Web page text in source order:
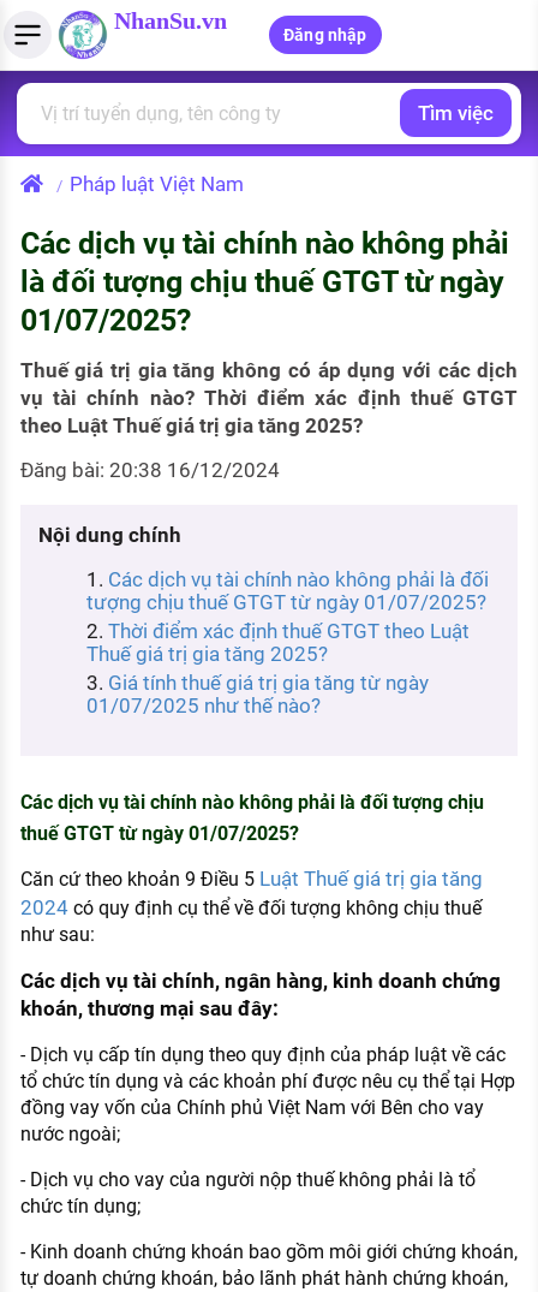
NhanSu.vn
Đăng nhập
Tìm việc làm
Việc làm ngành luật
Việc làm lương cao
Việc làm tốt nhất
CÔNG TY
Danh sách nhà tuyển dụng
Nhà tuyển dụng hàng đầu
Quản lý CV
Tải CV lên
Tạo CV trực tuyến
MẪU CV THEO STYLE
Mẫu CV đơn giản
Mẫu CV hiện đại
Tính lương Gross - Net
Tính thuế thu nhập cá nhân
Tính trợ cấp thất nghiệp
PHÁP LUẬT VIỆT NAM
Văn bản pháp luật
PHÁP LUẬT LAO ĐỘNG
Lao động và tiền lương
Thuế thu nhập
Hồ sơ biểu mẫu
Tử vi nghề nghiệp
Kỹ năng nghề nghiệp
HƯỚNG NGHIỆP VIỆC LÀM
XÂY DỰNG VÀ PHÁT TRIỂN ĐỘI NGŨ
TUYỂN DỤNG VIỆC LÀM
Tìm việc
/ Pháp luật Việt Nam
Các dịch vụ tài chính nào không phải
là đối tượng chịu thuế GTGT từ ngày
01/07/2025?
Thuế giá trị gia tăng không có áp dụng với các dịch
vụ tài chính nào? Thời điểm xác định thuế GTGT
theo Luật Thuế giá trị gia tăng 2025?
Đăng bài: 20:38 16/12/2024
Nội dung chính
Các dịch vụ tài chính nào không phải là đối
tượng chịu thuế GTGT từ ngày 01/07/2025?
Thời điểm xác định thuế GTGT theo Luật
Thuế giá trị gia tăng 2025?
Giá tính thuế giá trị gia tăng từ ngày
01/07/2025 như thế nào?
Các dịch vụ tài chính nào không phải là đối tượng chịu
thuế GTGT từ ngày 01/07/2025?
Căn cứ theo khoản 9 Điều 5 Luật Thuế giá trị gia tăng
2024có quy định cụ thể về đối tượng không chịu thuế
như sau:
Các dịch vụ tài chính, ngân hàng, kinh doanh chứng
khoán, thương mại sau đây:
- Dịch vụ cấp tín dụng theo quy định của pháp luật về các
tổ chức tín dụng và các khoản phí được nêu cụ thể tại Hợp
đồng vay vốn của Chính phủ Việt Nam với Bên cho vay
nước ngoài;
- Dịch vụ cho vay của người nộp thuế không phải là tổ
chức tín dụng;
- Kinh doanh chứng khoán bao gồm môi giới chứng khoán,
tự doanh chứng khoán, bảo lãnh phát hành chứng khoán,